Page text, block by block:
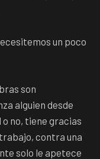
un poco
son
alguien desde
o no, tiene gracias
contra una
solo le apetece